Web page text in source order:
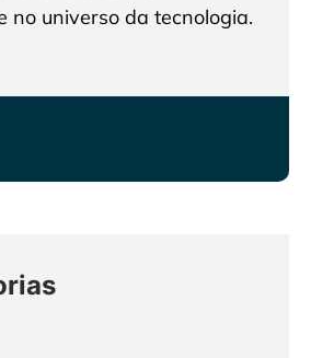
no universo da tecnologia.